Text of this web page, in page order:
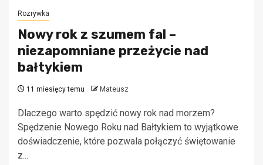
Rozrywka
Nowy rok z szumem fal –
niezapomniane przeżycie nad
bałtykiem
11 miesięcy temu Mateusz
Dlaczego warto spędzić nowy rok nad morzem?
Spędzenie Nowego Roku nad Bałtykiem to wyjątkowe
doświadczenie, które pozwala połączyć świętowanie
z...